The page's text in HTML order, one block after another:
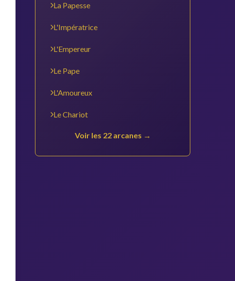
La Papesse
L'Impératrice
L'Empereur
Le Pape
L'Amoureux
Le Chariot
Voir les 22 arcanes →